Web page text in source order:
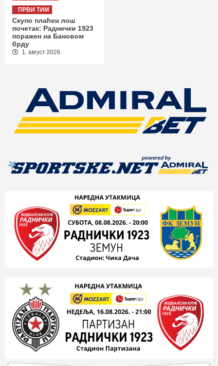
ПРВИ ТИМ
Скупо плаћен лош
почетак: Раднички 1923
поражен на Бановом
брду
1. август 2026.